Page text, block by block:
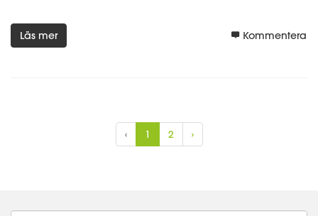
Läs mer Kommentera
‹ 1 2 ›